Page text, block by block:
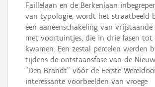
Faillelaan en de Berkenlaan
van typologie, wordt het straatbeeld
een aaneenschakeling van
met voortuintjes, die in drie fasen tot
kwamen. Een zestal percelen werden
tijdens de ontstaansfase van de
"Den Brandt" vóór de Eerste
interessante voorbeelden van vroege